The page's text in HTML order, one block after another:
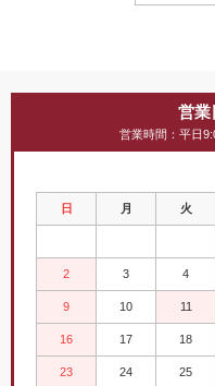
営業
営業時間：平日
日 月 火
2 3 4
9 10 11
16 17 18
23 24 25